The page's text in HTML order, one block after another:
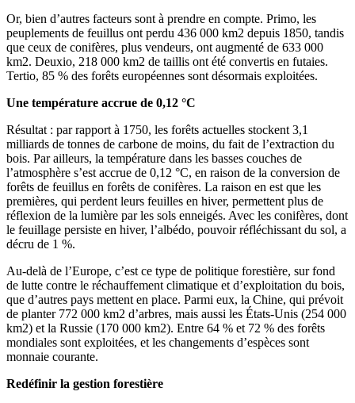
Or, bien d’autres facteurs sont à prendre en compte. Primo, les
peuplements de feuillus ont perdu 436 000 km2 depuis 1850, tandis
que ceux de conifères, plus vendeurs, ont augmenté de 633 000
km2. Deuxio, 218 000 km2 de taillis ont été convertis en futaies.
Tertio, 85 % des forêts européennes sont désormais exploitées.
Une température accrue de 0,12 °C
Résultat : par rapport à 1750, les forêts actuelles stockent 3,1
milliards de tonnes de carbone de moins, du fait de l’extraction du
bois. Par ailleurs, la température dans les basses couches de
l’atmosphère s’est accrue de 0,12 °C, en raison de la conversion de
forêts de feuillus en forêts de conifères. La raison en est que les
premières, qui perdent leurs feuilles en hiver, permettent plus de
réflexion de la lumière par les sols enneigés. Avec les conifères, dont
le feuillage persiste en hiver, l’albédo, pouvoir réfléchissant du sol, a
décru de 1 %.
Au-delà de l’Europe, c’est ce type de politique forestière, sur fond
de lutte contre le réchauffement climatique et d’exploitation du bois,
que d’autres pays mettent en place. Parmi eux, la Chine, qui prévoit
de planter 772 000 km2 d’arbres, mais aussi les États-Unis (254 000
km2) et la Russie (170 000 km2). Entre 64 % et 72 % des forêts
mondiales sont exploitées, et les changements d’espèces sont
monnaie courante.
Redéfinir la gestion forestière